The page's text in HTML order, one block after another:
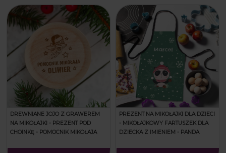
DREWNIANE JOJO Z GRAWEREM
NA MIKOŁAJKI - PREZENT POD
CHOINKĘ - POMOCNIK MIKOŁAJA
PREZENT NA MIKOŁAJKI DLA DZIECI
- MIKOŁAJKOWY FARTUSZEK DLA
DZIECKA Z IMIENIEM - PANDA